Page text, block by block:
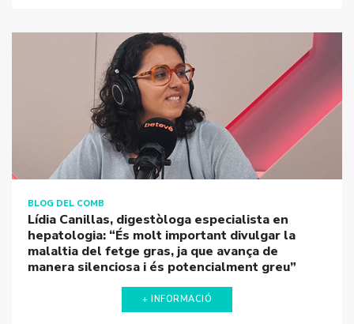
BLOG DEL COMB
Lídia Canillas, digestòloga especialista en
hepatologia: “És molt important divulgar la
malaltia del fetge gras, ja que avança de manera
silenciosa i és potencialment greu”